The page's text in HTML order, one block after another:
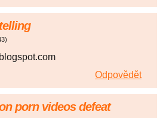
)
Odpovědět
porn videos defeat